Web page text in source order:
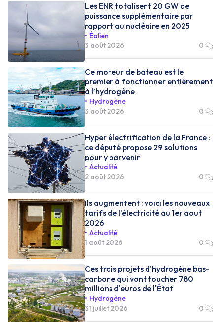
Les ENR totalisent 20 GW de
puissance supplémentaire par
rapport au nucléaire en 2025
Éolien
3 août 2026
0
Ce moteur de bateau est le
premier à fonctionner entièrement
à l’hydrogène
Hydrogène
3 août 2026
0
Hyper électrification de la France :
ce député propose 29 solutions
pour y parvenir
Actualité
2 août 2026
0
Ils augmentent : voici les nouveaux
tarifs de l'électricité au 1er aout
2026
Actualité
1 août 2026
0
Ces trois projets d'hydrogène bas-
carbone qui vont toucher 780
millions d'euros de l'État
Hydrogène
31 juillet 2026
0